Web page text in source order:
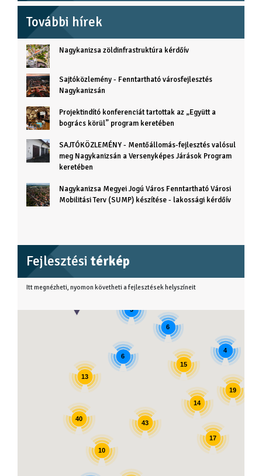
További hírek
Nagykanizsa zöldinfrastruktúra kérdőív
Sajtóközlemény - Fenntartható városfejlesztés
Nagykanizsán
Projektindító konferenciát tartottak az „Együtt a
bogrács körül” program keretében
SAJTÓKÖZLEMÉNY - Mentőállomás-fejlesztés valósul
meg Nagykanizsán a Versenyképes Járások Program
keretében
Nagykanizsa Megyei Jogú Város Fenntartható Városi
Mobilitási Terv (SUMP) készítése - lakossági kérdőív
Fejlesztési térkép
Itt megnézheti, nyomon követheti a fejlesztések helyszíneit
17
40
43
19
6
13
15
4
6
3
14
10